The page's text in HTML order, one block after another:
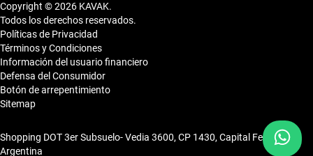
Copyright © 2026 KAVAK.
Todos los derechos reservados.
Políticas de Privacidad
Términos y Condiciones
Información del usuario financiero
Defensa del Consumidor
Botón de arrepentimiento
Sitemap
Shopping DOT 3er Subsuelo- Vedia 3600, CP 1430, Capital Federal,
Argentina